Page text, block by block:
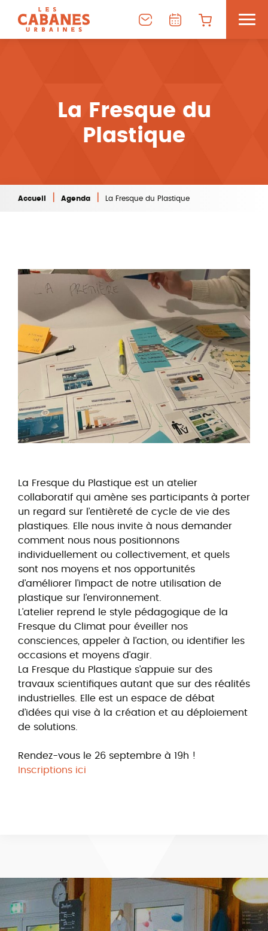
La Fresque du
Plastique
Accueil Agenda La Fresque du Plastique
La Fresque du Plastique est un atelier
collaboratif qui amène ses participants à porter
un regard sur l’entièreté de cycle de vie des
plastiques. Elle nous invite à nous demander
comment nous nous positionnons
individuellement ou collectivement, et quels
sont nos moyens et nos opportunités
d’améliorer l’impact de notre utilisation de
plastique sur l’environnement.
L’atelier reprend le style pédagogique de la
Fresque du Climat pour éveiller nos
consciences, appeler à l’action, ou identifier les
occasions et moyens d’agir.
La Fresque du Plastique s’appuie sur des
travaux scientifiques autant que sur des réalités
industrielles. Elle est un espace de débat
d’idées qui vise à la création et au déploiement
de solutions.
Rendez-vous le 26 septembre à 19h !
Inscriptions ici